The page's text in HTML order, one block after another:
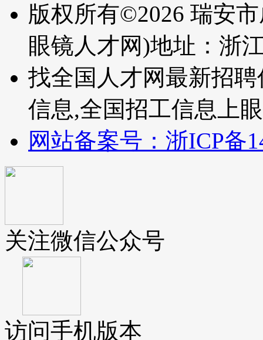
版权所有©2026 瑞安
眼镜人才网)地址：浙
找全国人才网最新招聘
信息,全国招工信息上
网站备案号：浙ICP备
关注微信公众号
访问手机版本